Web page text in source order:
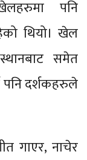
पनि
थियो। खेल
समेत
पनि दर्शकहरुले
गाएर, नाचेर